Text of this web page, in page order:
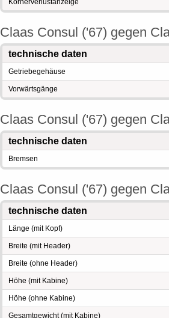
Körnerverlustanzeige
Claas Consul ('67) gegen
technische daten
Getriebegehäuse
Vorwärtsgänge
Claas Consul ('67) gegen
technische daten
Bremsen
Claas Consul ('67) gegen
technische daten
Länge (mit Kopf)
Breite (mit Header)
Breite (ohne Header)
Höhe (mit Kabine)
Höhe (ohne Kabine)
Gesamtgewicht (mit Kabine)